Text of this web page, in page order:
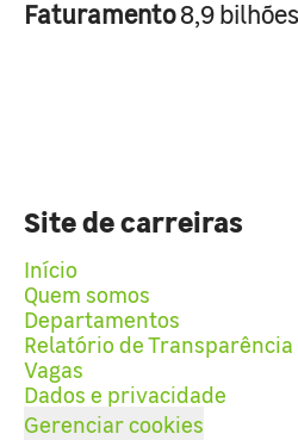
Faturamento8,9
Site de carreiras
Início
Quem somos
Departamentos
Relatório de
Vagas
Dados e privacidade
Gerenciar cookies